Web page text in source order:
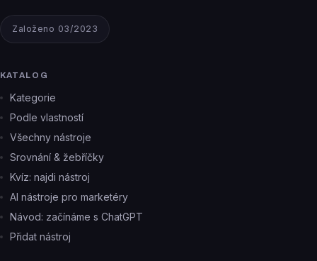
Založeno 03/2023
KATALOG
Kategorie
Podle vlastností
Všechny nástroje
Srovnání & žebříčky
Kvíz: najdi nástroj
AI nástroje pro marketéry
Návod: začínáme s ChatGPT
Přidat nástroj